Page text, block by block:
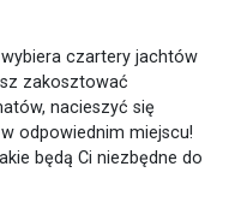
czartery jachtów
zakosztować
nacieszyć się
odpowiednim miejscu!
będą Ci niezbędne do